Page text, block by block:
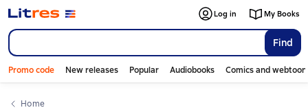
Find
Log in My Books
Promo code New releases Popular Audiobooks Comics and
Home
Слайдер с книгами
Слайдер с книгами